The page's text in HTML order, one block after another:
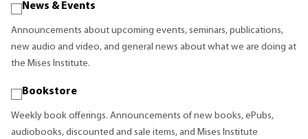
News & Events
Announcements about upcoming events, seminars, publications,
new audio and video, and general news about what we are doing at
the Mises Institute.
Bookstore
Weekly book offerings. Announcements of new books, ePubs,
audiobooks, discounted and sale items, and Mises Institute